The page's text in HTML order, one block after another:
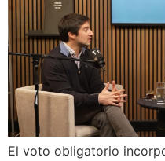
El voto obligatorio